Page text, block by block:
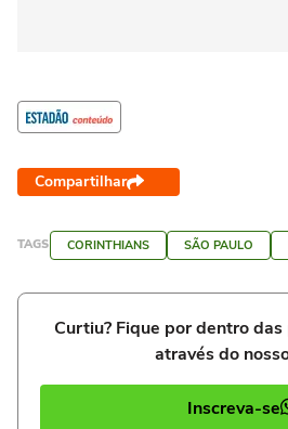
Compartilhar
TAGS CORINTHIANS SÃO PAULO
Curtiu? Fique por dentro
através do
Inscreva-se